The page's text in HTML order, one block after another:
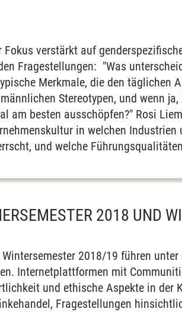
verstärkt auf
Fragestellungen: "Was
Merkmale, die den täglichen
Stereotypen, und wenn
am besten ausschöpfen?" Rosi
in welchen Industrien
und welche
2018 UND
2018/19 führen
Internetplattformen mit
und ethische Aspekte in der
Fragestellungen